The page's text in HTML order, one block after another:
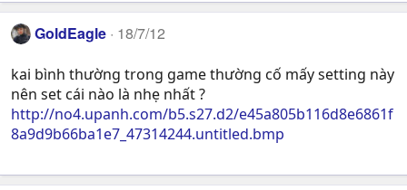
GoldEagle 18/7/12
kai bình thường trong game thường cố mấy setting này
nên set cái nào là nhẹ nhất ?
http://no4.upanh.com/b5.s27.d2/e45a805b116d8e6861f
8a9d9b66ba1e7_47314244.untitled.bmp